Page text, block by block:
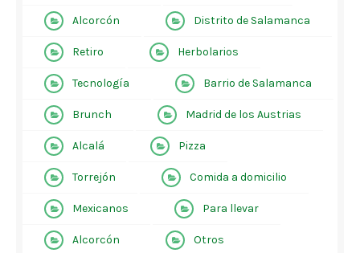
Alcorcón Distrito de Salamanca
Retiro Herbolarios
Tecnología Barrio de Salamanca
Brunch Madrid de los Austrias
Alcalá Pizza
Torrejón Comida a domicilio
Mexicanos Para llevar
Alcorcón Otros